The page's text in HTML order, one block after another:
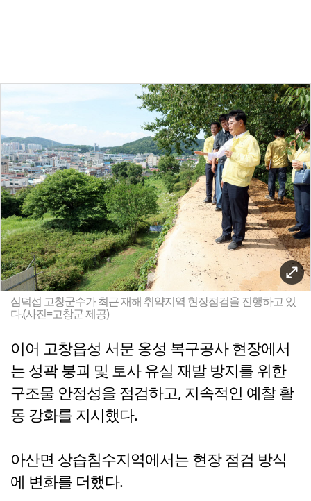
심덕섭 고창군수가 최근 재해 취약지역 현장점검을 진행하고 있
다.(사진=고창군 제공)
이어 고창읍성 서문 옹성 복구공사 현장에서
는 성곽 붕괴 및 토사 유실 재발 방지를 위한
구조물 안정성을 점검하고, 지속적인 예찰 활
동 강화를 지시했다.
아산면 상습침수지역에서는 현장 점검 방식
에 변화를 더했다.